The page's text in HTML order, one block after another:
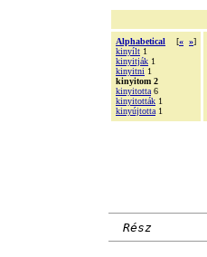
Alphabetical [« »]
kinyílt 1
kinyitják 1
kinyitni 1
kinyitom 2
kinyitotta 6
kinyitották 1
kinyújtotta 1
Rész